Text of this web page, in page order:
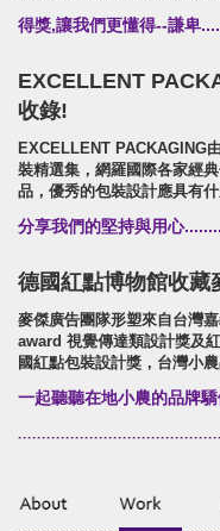
得獎,讓我們更懂得--謙卑
EXCELLENT
收錄!
EXCELLENT
裝精選集，網羅國際各家經
品，優秀的包裝設計應具有
分享我們的堅持與用心
德國紅點博物館收藏
麥傑廣告團隊形塑來自台灣
award 視覺傳達類設計獎及
國紅點包裝設計獎，台灣小
一起聽聽在地小農的品牌